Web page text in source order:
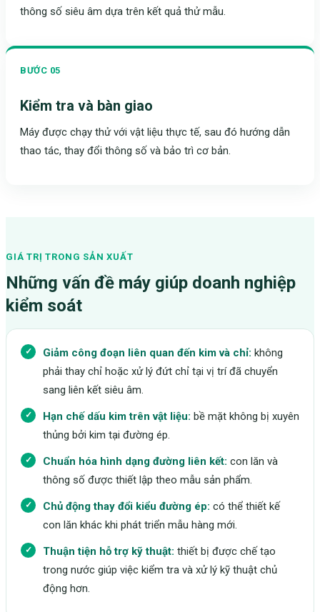
thông số siêu âm dựa trên kết quả thử mẫu.
BƯỚC 05
Kiểm tra và bàn giao
Máy được chạy thử với vật liệu thực tế, sau đó hướng dẫn
thao tác, thay đổi thông số và bảo trì cơ bản.
GIÁ TRỊ TRONG SẢN XUẤT
Những vấn đề máy giúp doanh nghiệp
kiểm soát
Giảm công đoạn liên quan đến kim và chỉ: không
phải thay chỉ hoặc xử lý đứt chỉ tại vị trí đã chuyển
sang liên kết siêu âm.
Hạn chế dấu kim trên vật liệu: bề mặt không bị xuyên
thủng bởi kim tại đường ép.
Chuẩn hóa hình dạng đường liên kết: con lăn và
thông số được thiết lập theo mẫu sản phẩm.
Chủ động thay đổi kiểu đường ép: có thể thiết kế
con lăn khác khi phát triển mẫu hàng mới.
Thuận tiện hỗ trợ kỹ thuật: thiết bị được chế tạo
trong nước giúp việc kiểm tra và xử lý kỹ thuật chủ
động hơn.